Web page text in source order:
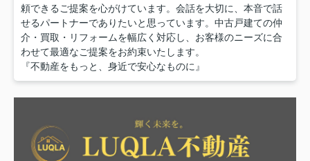
頼できるご提案を心がけています。会話を大切に、本音で話
せるパートナーでありたいと思っています。中古戸建ての仲
介・買取・リフォームを幅広く対応し、お客様のニーズに合
わせて最適なご提案をお約束いたします。
『不動産をもっと、身近で安心なものに』